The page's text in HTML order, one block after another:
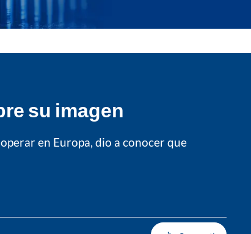
su imagen
en Europa, dio a conocer que